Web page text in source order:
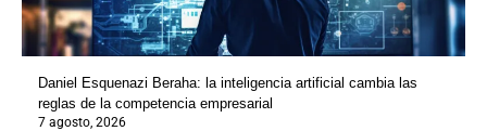
Daniel Esquenazi Beraha: la inteligencia artificial cambia las
reglas de la competencia empresarial
7 agosto, 2026